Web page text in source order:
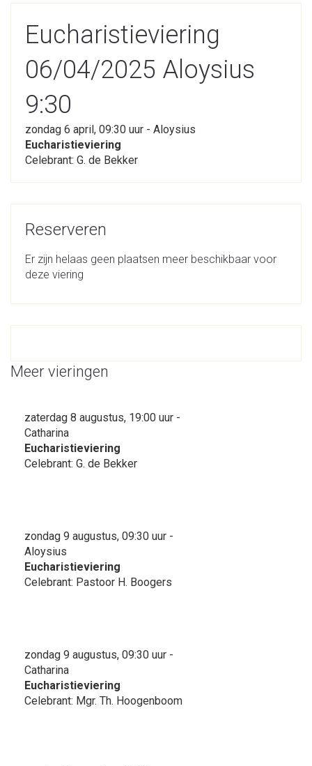
Eucharistieviering
06/04/2025 Aloysius
9:30
zondag 6 april, 09:30 uur - Aloysius
Eucharistieviering
Celebrant: G. de Bekker
Reserveren
Er zijn helaas geen plaatsen meer beschikbaar voor
deze viering
Meer vieringen
zaterdag 8 augustus, 19:00 uur -
Catharina
Eucharistieviering
Celebrant: G. de Bekker
zondag 9 augustus, 09:30 uur -
Aloysius
Eucharistieviering
Celebrant: Pastoor H. Boogers
zondag 9 augustus, 09:30 uur -
Catharina
Eucharistieviering
Celebrant: Mgr. Th. Hoogenboom